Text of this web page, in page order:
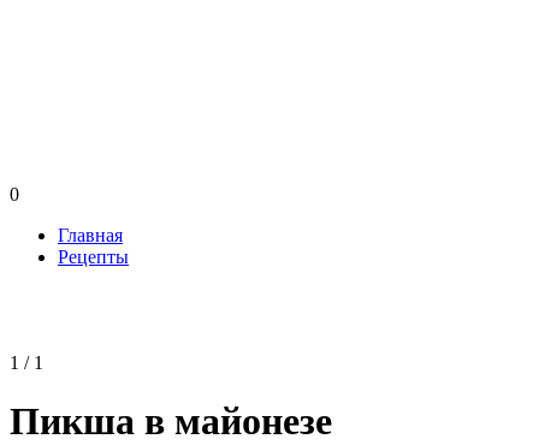
0
Главная
Рецепты
1 / 1
Пикша в майонезе